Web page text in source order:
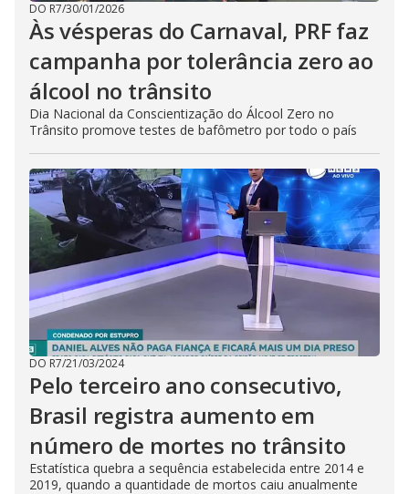
DO R7/30/01/2026
Às vésperas do Carnaval, PRF faz
campanha por tolerância zero ao
álcool no trânsito
Dia Nacional da Conscientização do Álcool Zero no
Trânsito promove testes de bafômetro por todo o país
DO R7/21/03/2024
Pelo terceiro ano consecutivo,
Brasil registra aumento em
número de mortes no trânsito
Estatística quebra a sequência estabelecida entre 2014 e
2019, quando a quantidade de mortos caiu anualmente